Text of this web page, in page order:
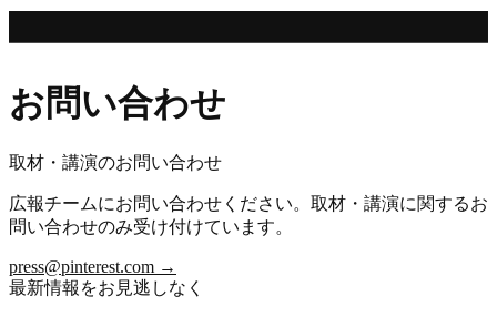
お問い合わせ
取材・講演のお問い合わせ
広報チームにお問い合わせください。取材・講演に関するお
問い合わせのみ受け付けています。
press@pinterest.com →
最新情報をお見逃しなく